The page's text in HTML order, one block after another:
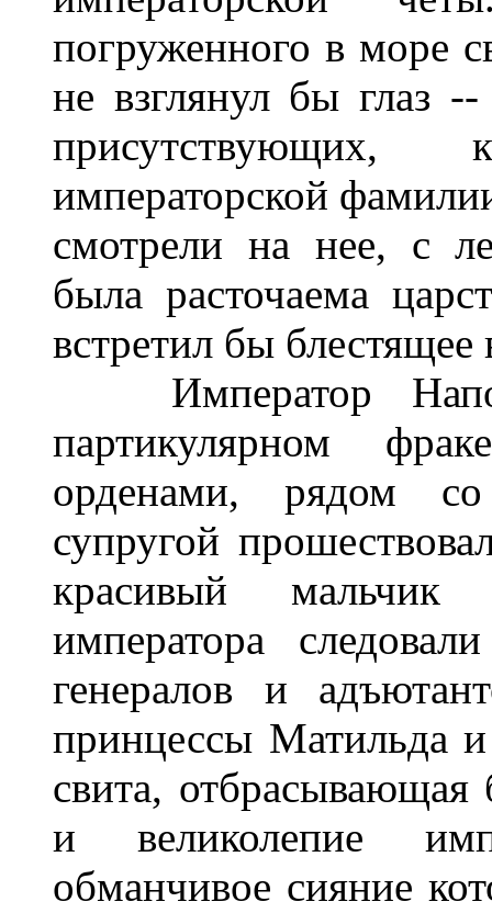
погруженного в море
не взглянул бы глаз
присутствующих,
императорской
смотрели на нее, с
была расточаема
встретил бы блестящее
Император
партикулярном
орденами, рядом
супругой
красивый мальчик
императора
генералов и
принцессы Матильда
свита, отбрасывающая
и великолепие
обманчивое сияние